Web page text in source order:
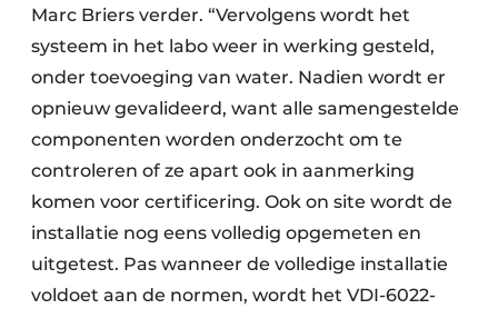
Marc Briers verder. “Vervolgens wordt het
systeem in het labo weer in werking gesteld,
onder toevoeging van water. Nadien wordt er
opnieuw gevalideerd, want alle samengestelde
componenten worden onderzocht om te
controleren of ze apart ook in aanmerking
komen voor certificering. Ook on site wordt de
installatie nog eens volledig opgemeten en
uitgetest. Pas wanneer de volledige installatie
voldoet aan de normen, wordt het VDI-6022-